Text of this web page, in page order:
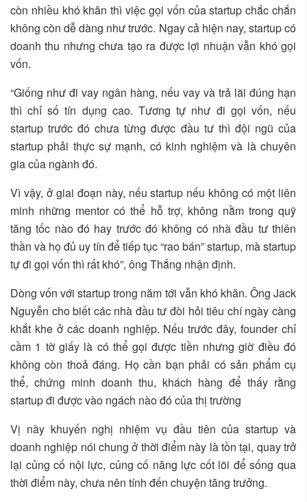
còn nhiều khó khăn thì việc gọi vốn của startup chắc chắn
không còn dễ dàng như trước. Ngay cả hiện nay, startup có
doanh thu nhưng chưa tạo ra được lợi nhuận vẫn khó gọi
vốn.
“Giống như đi vay ngân hàng, nếu vay và trả lãi đúng hạn
thì chỉ số tín dụng cao. Tương tự như đi gọi vốn, nếu
startup trước đó chưa từng được đầu tư thì đội ngũ của
startup phải thực sự mạnh, có kinh nghiệm và là chuyên
gia của ngành đó.
Vì vậy, ở giai đoạn này, nếu startup nếu không có một liên
minh những mentor có thể hỗ trợ, không nằm trong quỹ
tăng tốc nào đó hay trước đó không có nhà đầu tư thiên
thần và họ đủ uy tín để tiếp tục “rao bán” startup, mà startup
tự đi gọi vốn thì rất khó”, ông Thắng nhận định.
Dòng vốn với startup trong năm tới vẫn khó khăn. Ông Jack
Nguyễn cho biết các nhà đầu tư đòi hỏi tiêu chí ngày càng
khắt khe ở các doanh nghiệp. Nếu trước đây, founder chỉ
cầm 1 tờ giấy là có thể gọi được tiền nhưng giờ điều đó
không còn thoả đáng. Họ cần bạn phải có sản phẩm cụ
thể, chứng minh doanh thu, khách hàng để thấy rằng
startup đi được vào ngách nào đó của thị trường
Vị này khuyến nghị nhiệm vụ đầu tiên của startup và
doanh nghiệp nói chung ở thời điểm này là tồn tại, quay trở
lại củng cố nội lực, củng cố năng lực cốt lõi để sống qua
thời điểm này, chưa nên tính đến chuyện tăng trưởng.